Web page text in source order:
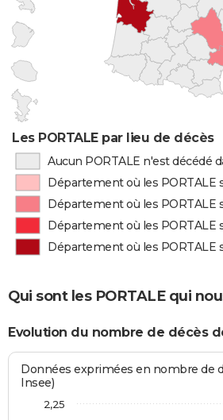
Les PORTALE par lieu de décès
Aucun PORTALE n'est décédé
Département où les PORTALE
Département où les PORTALE
Département où les
Département où les
Qui sont les PORTALE qui
Evolution du nombre de décès
Données exprimées en nombre de
Insee)
2,25